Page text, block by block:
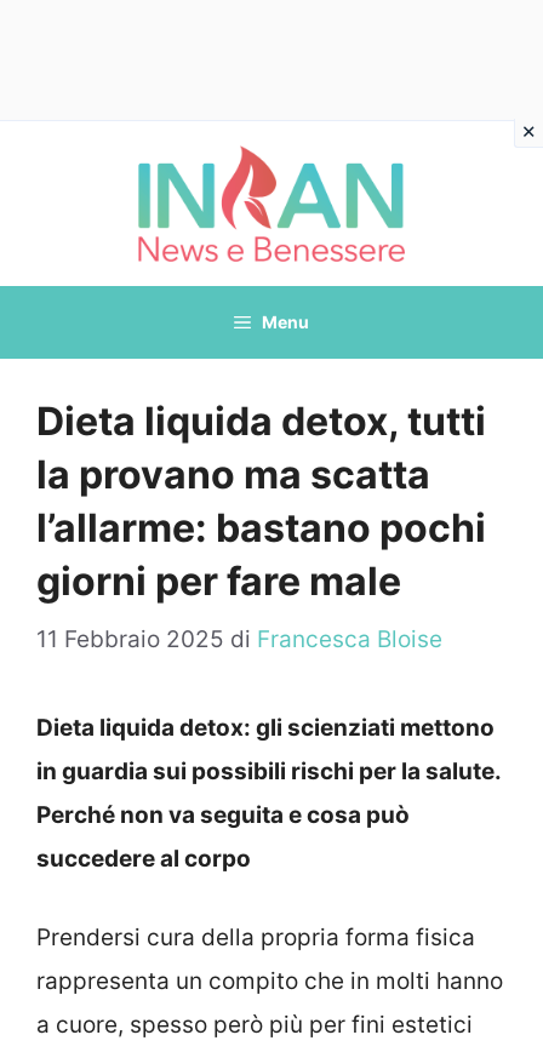
Menu
Dieta liquida detox, tutti
la provano ma scatta
l’allarme: bastano pochi
giorni per fare male
11 Febbraio 2025 di Francesca Bloise
Dieta liquida detox: gli scienziati mettono
in guardia sui possibili rischi per la salute.
Perché non va seguita e cosa può
succedere al corpo
Prendersi cura della propria forma fisica
rappresenta un compito che in molti hanno
a cuore, spesso però più per fini estetici